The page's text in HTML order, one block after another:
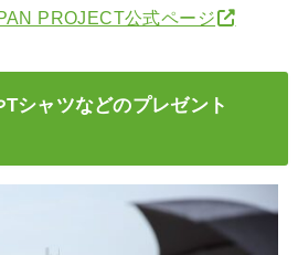
PROJECT公式ページ
シャツなどのプレゼント